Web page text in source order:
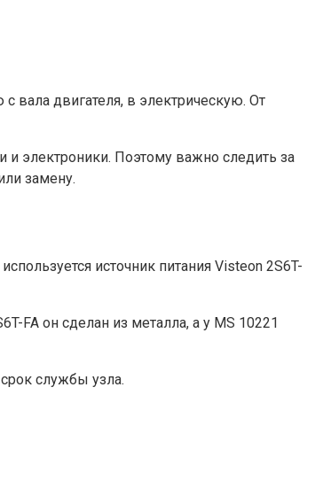
вала двигателя, в электрическую. От
и электроники. Поэтому важно следить за
замену.
источник питания Visteon 2S6T-
FA он сделан из металла, а у MS 10221
службы узла.